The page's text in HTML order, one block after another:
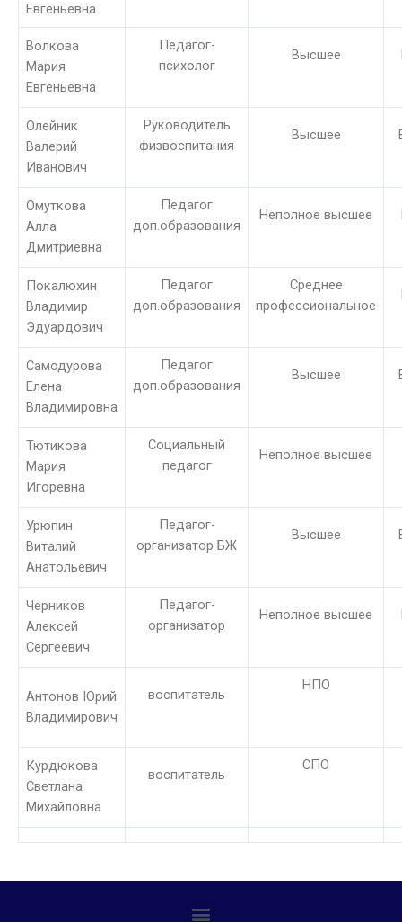
Евгеньевна
Волкова
Мария
Евгеньевна
Педагог-
психолог
Высшее
Олейник
Валерий
Иванович
Руководитель
физвоспитания
Высшее
Омуткова
Алла
Дмитриевна
Педагог
доп.образования
Неполное высшее
Покалюхин
Владимир
Эдуардович
Педагог
доп.образования
Среднее
профессиональное
Самодурова
Елена
Владимировна
Педагог
доп.образования
Высшее
Тютикова
Мария
Игоревна
Социальный
педагог
Неполное высшее
Урюпин
Виталий
Анатольевич
Педагог-
организатор БЖ
Высшее
Черников
Алексей
Сергеевич
Педагог-
организатор
Неполное высшее
Антонов Юрий
Владимирович
воспитатель
НПО
Курдюкова
Светлана
Михайловна
воспитатель
СПО